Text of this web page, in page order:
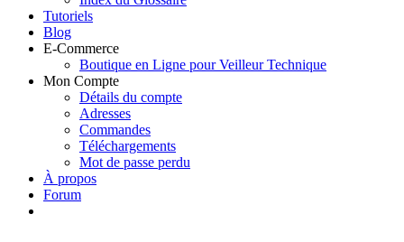
Tutoriels
Blog
E-Commerce
Boutique en Ligne pour Veilleur Technique
Mon Compte
Détails du compte
Adresses
Commandes
Téléchargements
Mot de passe perdu
À propos
Forum